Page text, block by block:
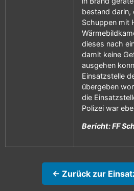
bestand darin,
Schuppen mit
dieses nach
damit keine
ausgehen
Einsatzstelle
übergeben
die
Polizei war
Bericht: FF
← Zurück zur